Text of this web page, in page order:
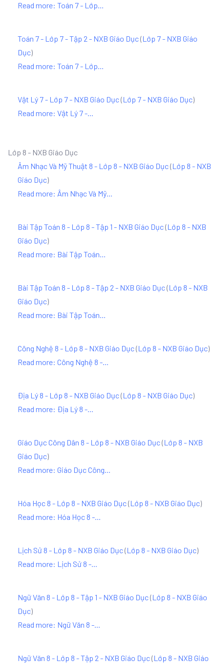
Read more: Toán 7 - Lớp...
Toán 7 - Lớp 7 - Tập 2 - NXB Giáo Dục(Lớp 7 - NXB Giáo
Dục)
Read more: Toán 7 - Lớp...
Vật Lý 7 - Lớp 7 - NXB Giáo Dục(Lớp 7 - NXB Giáo Dục)
Read more: Vật Lý 7 -...
Lớp 8 - NXB Giáo Dục
Âm Nhạc Và Mỹ Thuật 8 - Lớp 8 - NXB Giáo Dục(Lớp 8 - NXB
Giáo Dục)
Read more: Âm Nhạc Và Mỹ...
Bài Tập Toán 8 - Lớp 8 - Tập 1 - NXB Giáo Dục(Lớp 8 - NXB
Giáo Dục)
Read more: Bài Tập Toán...
Bài Tập Toán 8 - Lớp 8 - Tập 2 - NXB Giáo Dục(Lớp 8 - NXB
Giáo Dục)
Read more: Bài Tập Toán...
Công Nghệ 8 - Lớp 8 - NXB Giáo Dục(Lớp 8 - NXB Giáo Dục)
Read more: Công Nghệ 8 -...
Địa Lý 8 - Lớp 8 - NXB Giáo Dục(Lớp 8 - NXB Giáo Dục)
Read more: Địa Lý 8 -...
Giáo Dục Công Dân 8 - Lớp 8 - NXB Giáo Dục(Lớp 8 - NXB
Giáo Dục)
Read more: Giáo Dục Công...
Hóa Học 8 - Lớp 8 - NXB Giáo Dục(Lớp 8 - NXB Giáo Dục)
Read more: Hóa Học 8 -...
Lịch Sử 8 - Lớp 8 - NXB Giáo Dục(Lớp 8 - NXB Giáo Dục)
Read more: Lịch Sử 8 -...
Ngữ Văn 8 - Lớp 8 - Tập 1 - NXB Giáo Dục(Lớp 8 - NXB Giáo
Dục)
Read more: Ngữ Văn 8 -...
Ngữ Văn 8 - Lớp 8 - Tập 2 - NXB Giáo Dục(Lớp 8 - NXB Giáo